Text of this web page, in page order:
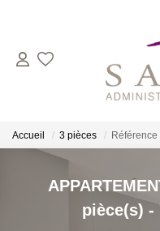
Accueil 3 pièces Référence
pièce(s) -